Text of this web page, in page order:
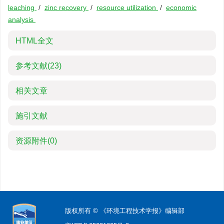
leaching / zinc recovery / resource utilization / economic
analysis
HTML全文
参考文献(23)
相关文章
施引文献
资源附件(0)
版权所有 © 《环境工程技术学报》编辑部